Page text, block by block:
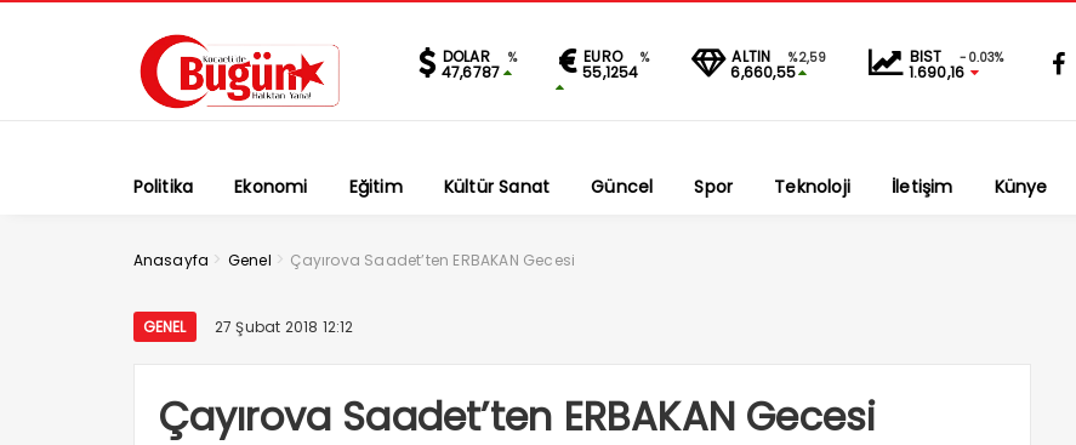
DOLAR %
47,6787
EURO %
55,1254
ALTIN %2,59
6,660,55
BIST -0.03%
1.690,16
Politika Ekonomi Eğitim Kültür Sanat Güncel Spor Teknoloji İletişim Künye
Anasayfa > Genel > Çayırova Saadet’ten ERBAKAN Gecesi
GENEL 27 Şubat 2018 12:12
Çayırova Saadet’ten ERBAKAN Gecesi